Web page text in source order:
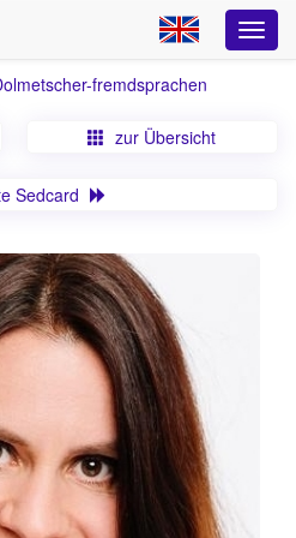
fremdsprachen
zur Übersicht
Sedcard